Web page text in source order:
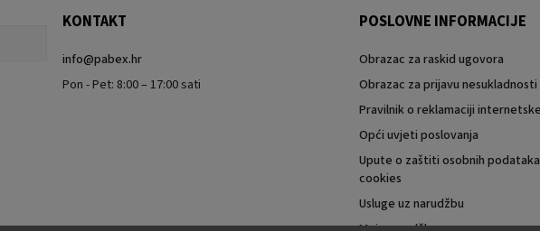
KONTAKT
info@pabex.hr
Pon - Pet: 8:00 – 17:00 sati
POSLOVNE INFORMACIJE
Obrazac za raskid ugovora
Obrazac za prijavu nesukladnosti
Pravilnik o reklamaciji
Opći uvjeti poslovanja
Upute o zaštiti osobnih
cookies
Usluge uz narudžbu